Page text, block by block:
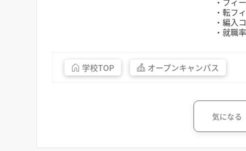
・転フ
・編入
・就職
学校TOP オープンキャンパス
気になる